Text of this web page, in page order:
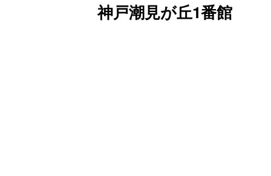
神戸潮見が丘1番館